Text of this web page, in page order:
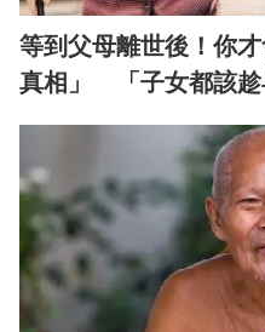
等到父母離世後！你
真相」 「子女都該趁